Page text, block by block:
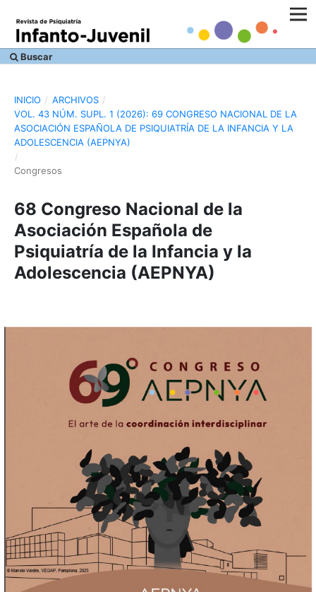
Buscar
INICIO / ARCHIVOS /
VOL. 43 NÚM. SUPL. 1 (2026): 69 CONGRESO NACIONAL DE LA
ASOCIACIÓN ESPAÑOLA DE PSIQUIATRÍA DE LA INFANCIA Y LA
ADOLESCENCIA (AEPNYA)
/
Congresos
68 Congreso Nacional de la
Asociación Española de
Psiquiatría de la Infancia y la
Adolescencia (AEPNYA)